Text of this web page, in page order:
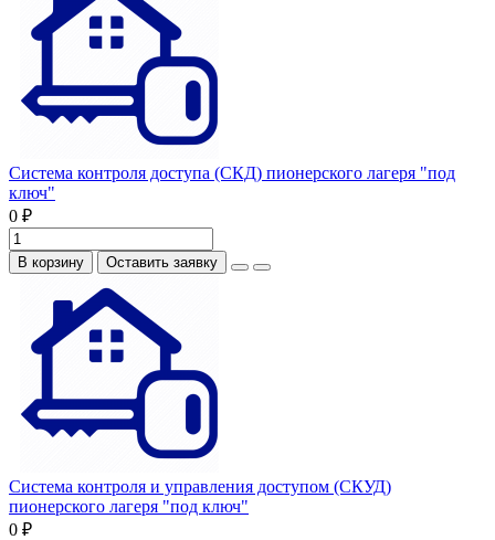
Система контроля доступа (СКД) пионерского лагеря "под
ключ"
0 ₽
В корзину Оставить заявку
Система контроля и управления доступом (СКУД)
пионерского лагеря "под ключ"
0 ₽